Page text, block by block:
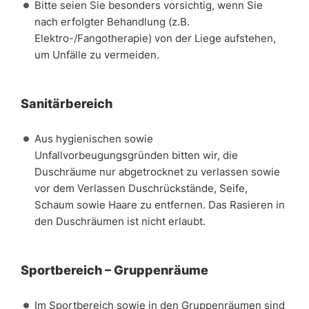
Bitte seien Sie besonders vorsichtig, wenn Sie
nach erfolgter Behandlung (z.B.
Elektro-/Fangotherapie) von der Liege aufstehen,
um Unfälle zu vermeiden.
Sanitärbereich
Aus hygienischen sowie
Unfallvorbeugungsgründen bitten wir, die
Duschräume nur abgetrocknet zu verlassen sowie
vor dem Verlassen Duschrückstände, Seife,
Schaum sowie Haare zu entfernen. Das Rasieren in
den Duschräumen ist nicht erlaubt.
Sportbereich – Gruppenräume
Im Sportbereich sowie in den Gruppenräumen sind